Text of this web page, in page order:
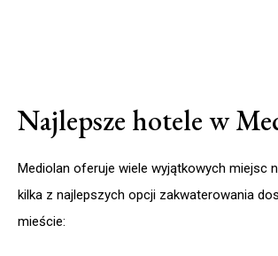
Najlepsze hotele w
Mediolan oferuje wiele wyjątkowych miejsc
kilka z najlepszych opcji zakwaterowania
mieście: